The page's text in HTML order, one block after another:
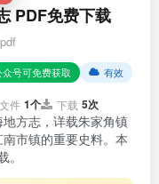
PDF免费下载
众号可免费获取 有效
文件 1个 下载 5次
地方志，详载朱家角镇
南市镇的重要史料。本